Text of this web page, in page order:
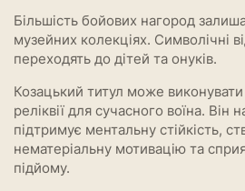
Більшість бойових нагород
музейних колекціях. Символічні
переходять до дітей та онуків.
Козацький титул може виконувати
реліквії для сучасного воїна. Він
підтримує ментальну стійкість,
нематеріальну мотивацію та
підйому.